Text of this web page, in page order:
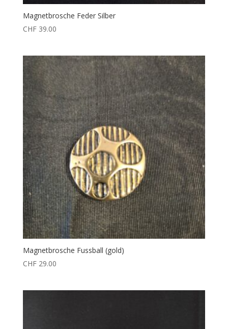
Magnetbrosche Feder Silber
CHF39.00
Magnetbrosche Fussball (gold)
CHF29.00